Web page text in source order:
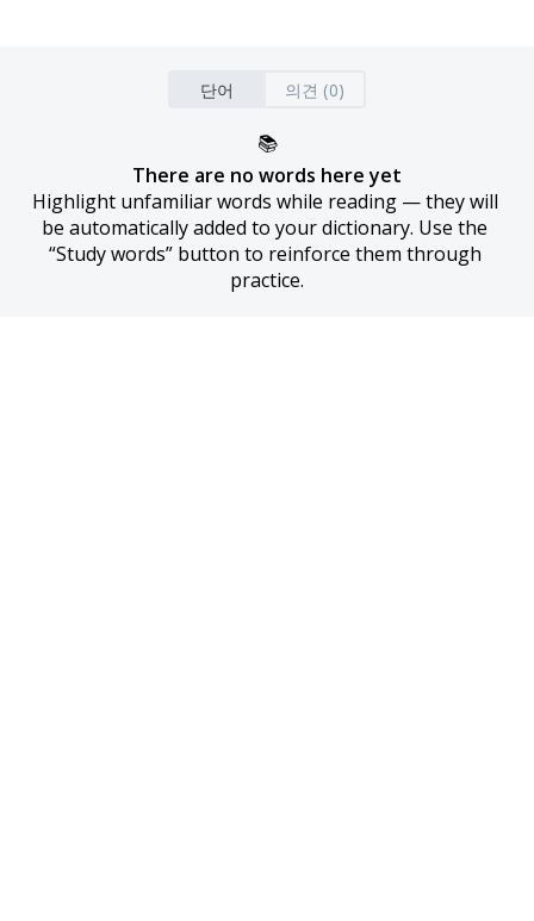
단어 의견 (0)
📚
There are no words here yet
Highlight unfamiliar words while reading — they will
be automatically added to your dictionary. Use the
“Study words” button to reinforce them through
practice.